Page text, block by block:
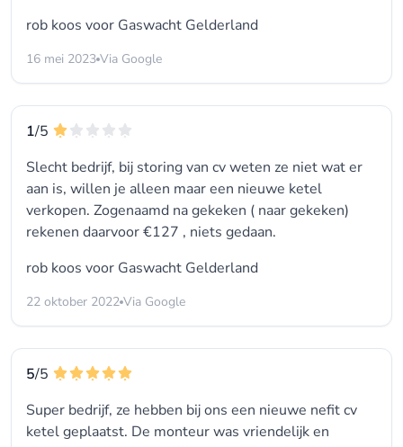
rob koos voor Gaswacht Gelderland
16 mei 2023 Via Google
1/5
Slecht bedrijf, bij storing van cv weten ze niet wat er
aan is, willen je alleen maar een nieuwe ketel
verkopen. Zogenaamd na gekeken ( naar gekeken)
rekenen daarvoor €127 , niets gedaan.
rob koos voor Gaswacht Gelderland
22 oktober 2022 Via Google
5/5
Super bedrijf, ze hebben bij ons een nieuwe nefit cv
ketel geplaatst. De monteur was vriendelijk en